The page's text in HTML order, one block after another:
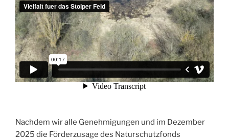
Nachdem wir alle Genehmigungen und im Dezember
2025 die Förderzusage des Naturschutzfonds